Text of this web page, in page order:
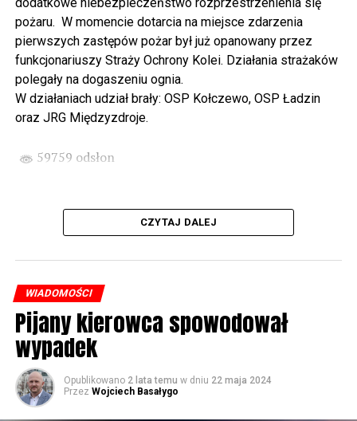
wysłuchamy organowego koncertu w wykonaniu
państwa Witkowskich.
Wyjątkowym wydarzeniem będzie koncert w wykonaniu
Kawuś Music Project, podczas którego wysłuchamy
polskich przebojów w jazzowej aranżacji (godz. 20.00
przed biblioteką). Podczas koncertu zaplanowaliśmy dla
Projektów Interreg VI A – Kultura i zrównoważona
turystyka.
(Niemcy), Biblioteka Publiczna Gminy Wolin, Parafia
Rzymskokatolicka w Wolinie
59760 odsłon
dodatkowe niebezpieczeństwo rozprzestrzenienia się
pożaru. W momencie dotarcia na miejsce zdarzenia
pierwszych zastępów pożar był już opanowany przez
funkcjonariuszy Straży Ochrony Kolei. Działania strażaków
polegały na dogaszeniu ognia.
W działaniach udział brały: OSP Kołczewo, OSP Ładzin
oraz JRG Międzyzdroje.
59759 odsłon
CZYTAJ DALEJ
WIADOMOŚCI
Pijany kierowca spowodował
wypadek
Opublikowano 2 lata temu w dniu 22 maja 2024
Przez Wojciech Basałygo